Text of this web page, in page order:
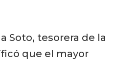
Soto, tesorera de la
que el mayor